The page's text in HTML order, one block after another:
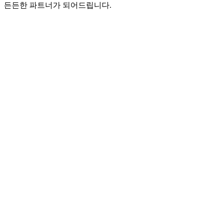
든든한 파트너가 되어드립니다.